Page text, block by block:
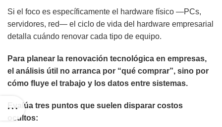
Si el foco es específicamente el hardware físico —PCs,
servidores, red— el ciclo de vida del hardware empresarial
detalla cuándo renovar cada tipo de equipo.
Para planear la renovación tecnológica en empresas,
el análisis útil no arranca por “qué comprar”, sino por
cómo fluye el trabajo y los datos entre sistemas.
Evalúa tres puntos que suelen disparar costos
ocultos: